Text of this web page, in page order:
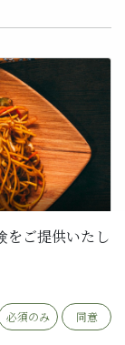
在網路上創造相
一並登記註冊，
些詞彙在商標註冊
識別商品或服務
をご提供いたし
必須のみ 同意